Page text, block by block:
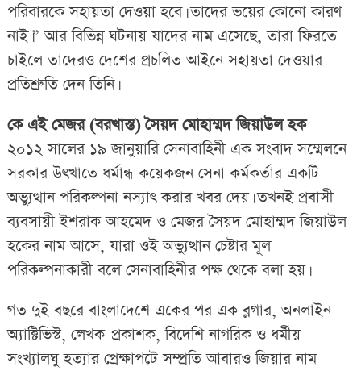
পরিবারকে সহায়তা দেওয়া হবে। তাদের ভয়ের কোনো কারণ
নাই।” আর বিভিন্ন ঘটনায় যাদের নাম এসেছে, তারা ফিরতে
চাইলে তাদেরও দেশের প্রচলিত আইনে সহায়তা দেওয়ার
প্রতিশ্রুতি দেন তিনি।
কে এই মেজর (বরখাস্ত) সৈয়দ মোহাম্মদ জিয়াউল হক
২০১২ সালের ১৯ জানুয়ারি সেনাবাহিনী এক সংবাদ সম্মেলনে
সরকার উৎখাতে ধর্মান্ধ কয়েকজন সেনা কর্মকর্তার একটি
অভ্যুত্থান পরিকল্পনা নস্যাৎ করার খবর দেয়। তখনই প্রবাসী
ব্যবসায়ী ইশরাক আহমেদ ও মেজর সৈয়দ মোহাম্মদ জিয়াউল
হকের নাম আসে, যারা ওই অভ্যুত্থান চেষ্টার মূল
পরিকল্পনাকারী বলে সেনাবাহিনীর পক্ষ থেকে বলা হয়।
গত দুই বছরে বাংলাদেশে একের পর এক ব্লগার, অনলাইন
অ্যাক্টিভিস্ট, লেখক-প্রকাশক, বিদেশি নাগরিক ও ধর্মীয়
সংখ্যালঘু হত্যার প্রেক্ষাপটে সম্প্রতি আবারও জিয়ার নাম